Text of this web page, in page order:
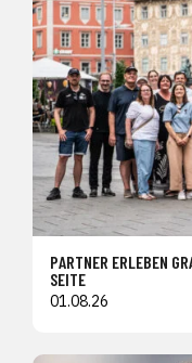
PARTNER ERLEBEN
SEITE
01.08.26